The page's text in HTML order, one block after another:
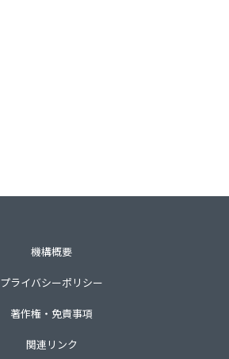
機構概要
プライバシーポリシー
著作権・免責事項
関連リンク